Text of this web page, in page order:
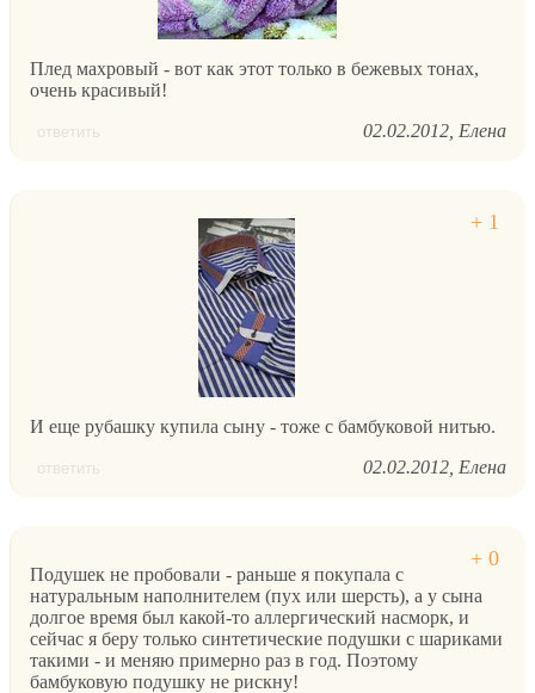
Плед махровый - вот как этот только в бежевых тонах,
очень красивый!
ответить 02.02.2012 Елена
И еще рубашку купила сыну - тоже с бамбуковой нитью.
ответить 02.02.2012 Елена
Подушек не пробовали - раньше я покупала с
натуральным наполнителем (пух или шерсть), а у сына
долгое время был какой-то аллергический насморк, и
сейчас я беру только синтетические подушки с шариками
такими - и меняю примерно раз в год. Поэтому
бамбуковую подушку не рискну!